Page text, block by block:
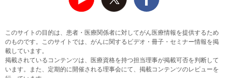
このサイトの目的は、患者・医療関係者に対してがん医療情報を提供するため
のものです。このサイトでは、がんに関するビデオ・冊子・セミナー情報を掲
載しています。
掲載されているコンテンツは、医療資格を持つ担当理事が掲載可否を判断して
います。また、定期的に開催される理事会にて、掲載コンテンツのレビューを